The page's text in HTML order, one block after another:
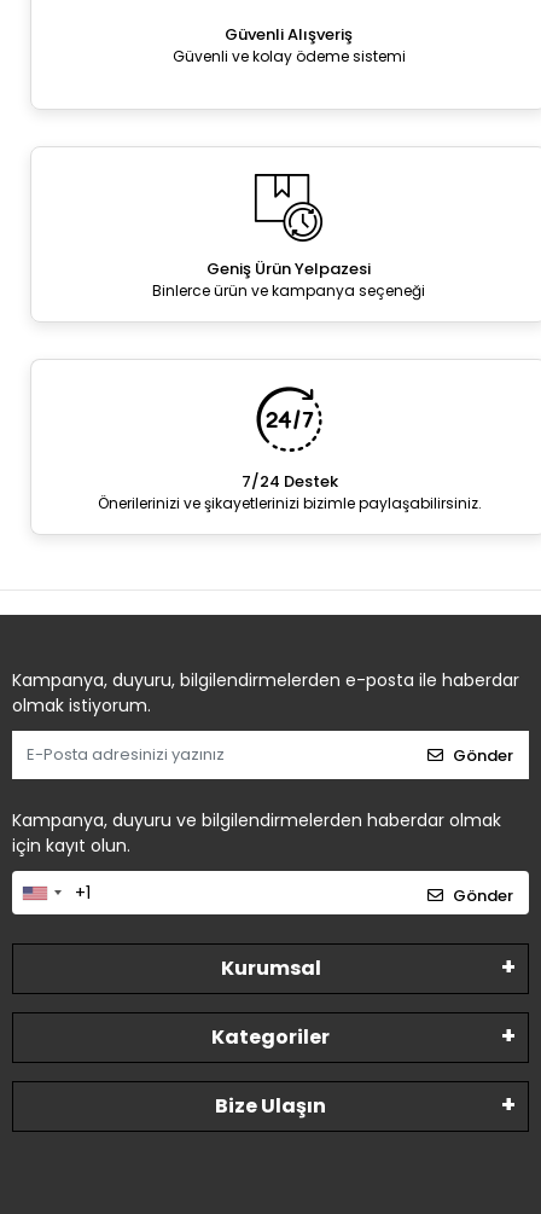
Güvenli Alışveriş
Güvenli ve kolay ödeme sistemi
Geniş Ürün Yelpazesi
Binlerce ürün ve kampanya seçeneği
7/24 Destek
Önerilerinizi ve şikayetlerinizi bizimle paylaşabilirsiniz.
Kampanya, duyuru, bilgilendirmelerden e-posta ile haberdar
olmak istiyorum.
Gönder
Kampanya, duyuru ve bilgilendirmelerden haberdar olmak
için kayıt olun.
Gönder
Kurumsal
Kategoriler
Bize Ulaşın